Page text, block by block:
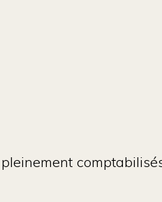
pleinement